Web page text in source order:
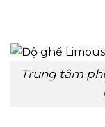
Trung tâm